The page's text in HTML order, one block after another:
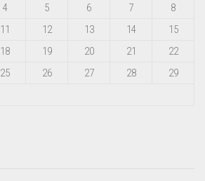
4 5 6 7
8
11 12 13 14
15
18 19 20 21
22
25 26 27 28
29